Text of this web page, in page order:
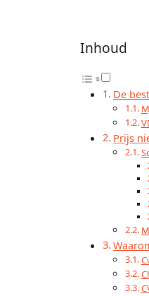
Inhoud
De
Prijs